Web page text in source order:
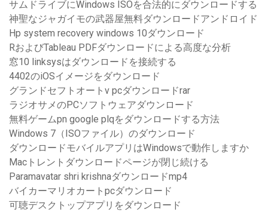
サムドライブにWindows ISOを合法的にダウンロードする
神聖なジャガイモの武器屋無料ダウンロードアンドロイド
Hp system recovery windows 10ダウンロード
RおよびTableau PDFダウンロードによる高度な分析
窓10 linksysはダウンロードを接続する
4402のiOSイメージをダウンロード
グランドセフトオートv pcダウンロードrar
ラジオサメのPCソフトウェアダウンロード
無料ゲームpn google plqをダウンロードする方法
Windows 7（ISOファイル）のダウンロード
ダウンロードモバイルアプリはWindowsで動作しますか
Macトレントダウンロードページが閉じ続ける
Paramavatar shri krishnaダウンロードmp4
バイカーマリオカートpcダウンロード
可聴デスクトップアプリをダウンロード